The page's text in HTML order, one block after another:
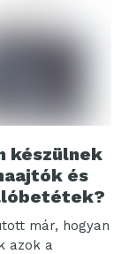
készülnek
és
már, hogyan
azok a